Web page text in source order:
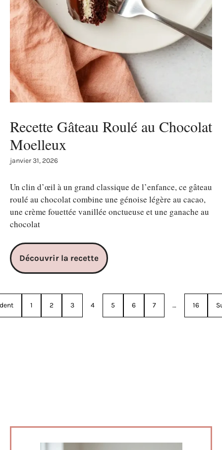
Recette Gâteau Roulé au Chocolat
Moelleux
janvier 31, 2026
Un clin d’œil à un grand classique de l’enfance, ce gâteau
roulé au chocolat combine une génoise légère au cacao,
une crème fouettée vanillée onctueuse et une ganache au
chocolat
Découvrir la recette
1 2 3 4 5 6 7 … 16